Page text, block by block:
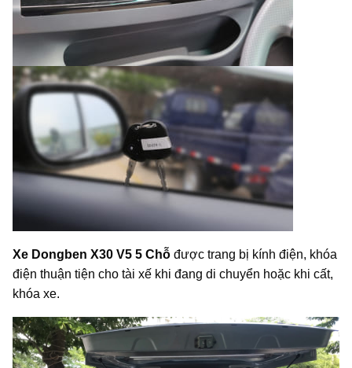
Xe Dongben X30 V5 5 Chỗ được trang bị kính điện, khóa
điện thuận tiện cho tài xế khi đang di chuyển hoặc khi cất,
khóa xe.